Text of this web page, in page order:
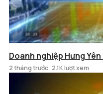
Doanh nghiệp Hưng
2 tháng trước 2.1K lượt xem